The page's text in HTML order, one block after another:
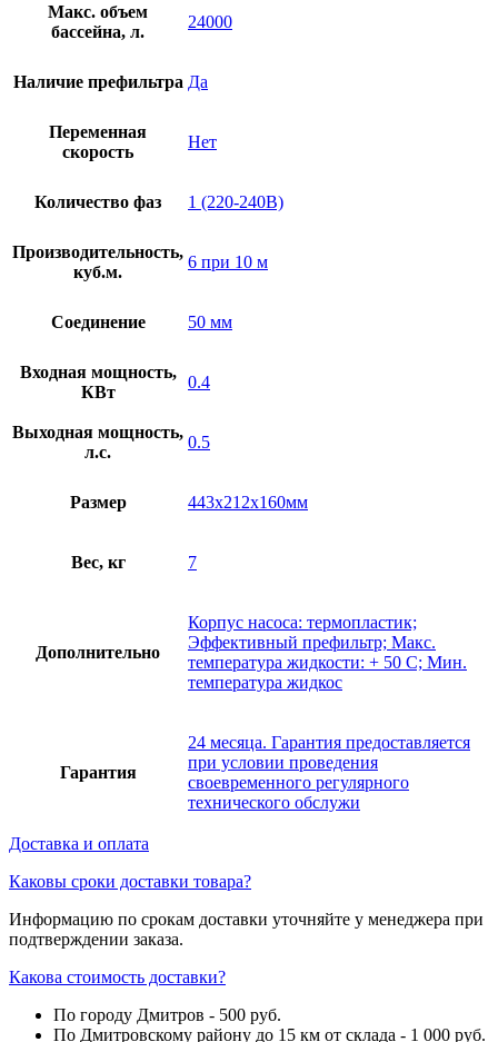
Макс. объем
бассейна, л.
24000
Наличие префильтра Да
Переменная
скорость
Нет
Количество фаз 1 (220-240В)
Производительность,
куб.м.
6 при 10 м
Соединение 50 мм
Входная мощность,
КВт
0.4
Выходная мощность,
л.с.
0.5
Размер 443х212х160мм
Вес, кг 7
Дополнительно
Корпус насоса: термопластик;
Эффективный префильтр; Макс.
температура жидкости: + 50 С; Мин.
температура жидкос
Гарантия
24 месяца. Гарантия предоставляется
при условии проведения
своевременного регулярного
технического обслужи
Доставка и оплата
Каковы сроки доставки товара?
Информацию по срокам доставки уточняйте у менеджера при
подтверждении заказа.
Какова стоимость доставки?
По городу Дмитров - 500 руб.
По Дмитровскому району до 15 км от склада - 1 000 руб.